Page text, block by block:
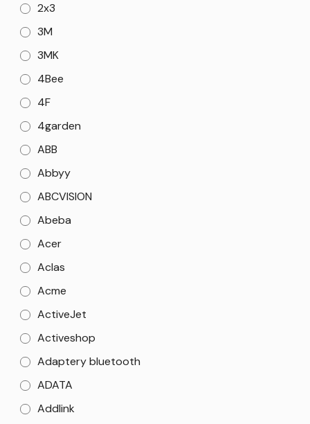
2x3
3M
3MK
4Bee
4F
4garden
ABB
Abbyy
ABCVISION
Abeba
Acer
Aclas
Acme
ActiveJet
Activeshop
Adaptery bluetooth
ADATA
Addlink